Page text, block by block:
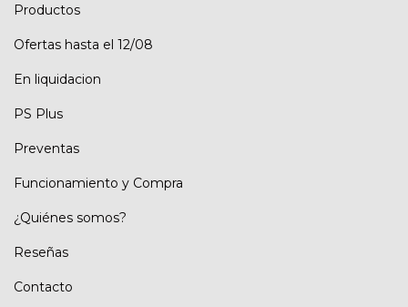
Productos
Ofertas hasta el 12/08
En liquidacion
PS Plus
Preventas
Funcionamiento y Compra
¿Quiénes somos?
Reseñas
Contacto